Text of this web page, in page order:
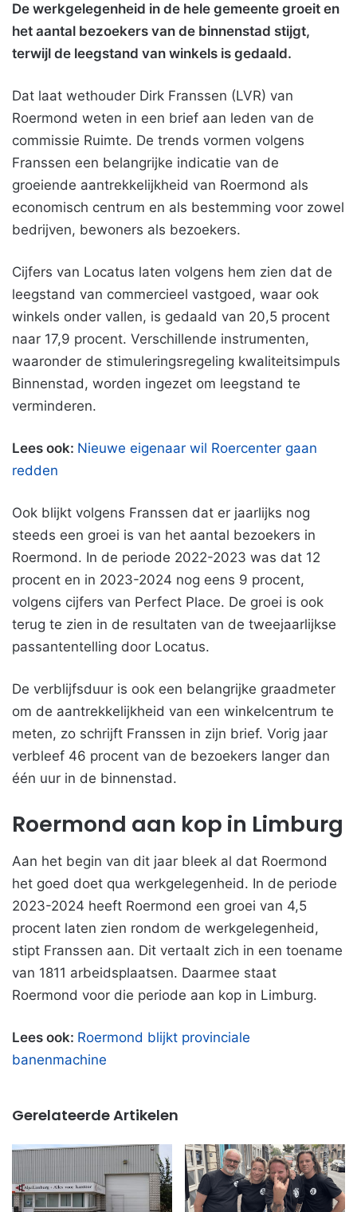
De werkgelegenheid in de hele gemeente groeit en
het aantal bezoekers van de binnenstad stijgt,
terwijl de leegstand van winkels is gedaald.
Dat laat wethouder Dirk Franssen (LVR) van
Roermond weten in een brief aan leden van de
commissie Ruimte. De trends vormen volgens
Franssen een belangrijke indicatie van de
groeiende aantrekkelijkheid van Roermond als
economisch centrum en als bestemming voor zowel
bedrijven, bewoners als bezoekers.
Cijfers van Locatus laten volgens hem zien dat de
leegstand van commercieel vastgoed, waar ook
winkels onder vallen, is gedaald van 20,5 procent
naar 17,9 procent. Verschillende instrumenten,
waaronder de stimuleringsregeling kwaliteitsimpuls
Binnenstad, worden ingezet om leegstand te
verminderen.
Lees ook: Nieuwe eigenaar wil Roercenter gaan
redden
Ook blijkt volgens Franssen dat er jaarlijks nog
steeds een groei is van het aantal bezoekers in
Roermond. In de periode 2022-2023 was dat 12
procent en in 2023-2024 nog eens 9 procent,
volgens cijfers van Perfect Place. De groei is ook
terug te zien in de resultaten van de tweejaarlijkse
passantentelling door Locatus.
De verblijfsduur is ook een belangrijke graadmeter
om de aantrekkelijkheid van een winkelcentrum te
meten, zo schrijft Franssen in zijn brief. Vorig jaar
verbleef 46 procent van de bezoekers langer dan
één uur in de binnenstad.
Roermond aan kop in Limburg
Aan het begin van dit jaar bleek al dat Roermond
het goed doet qua werkgelegenheid. In de periode
2023-2024 heeft Roermond een groei van 4,5
procent laten zien rondom de werkgelegenheid,
stipt Franssen aan. Dit vertaalt zich in een toename
van 1811 arbeidsplaatsen. Daarmee staat
Roermond voor die periode aan kop in Limburg.
Lees ook: Roermond blijkt provinciale
banenmachine
Gerelateerde Artikelen